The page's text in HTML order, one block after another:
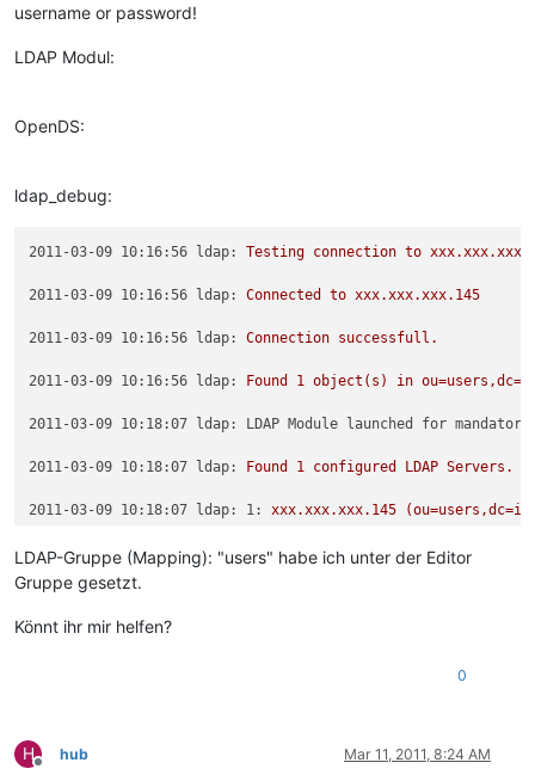
username or password!
LDAP Modul:
OpenDS:
ldap_debug:
2011-03-09 10:16:56 ldap: Testing connection to
2011-03-09 10:16:56 ldap: Connected to xxx.xxx.xxx.145
2011-03-09 10:16:56 ldap: Connection successfull.
2011-03-09 10:16:56 ldap: Found 1 object(s) in
2011-03-09 10:18:07 ldap: LDAP Module launched for mandator:
2011-03-09 10:18:07 ldap: Found 1 configured LDAP Servers.
2011-03-09 10:18:07 ldap: 1: xxx.xxx.xxx.145
2011-03-09 10:18:07 ldap:
2011-03-09 10:18:07 ldap: Creating new ldap-library
2011-03-09 10:18:07 ldap:
test
2011-03-09 10:18:07 ldap:
LDAP-Gruppe (Mapping): "users" habe ich unter der Editor
Gruppe gesetzt.
Könnt ihr mir helfen?
0
H
Offline
hub Mar 11, 2011, 8:24 AM